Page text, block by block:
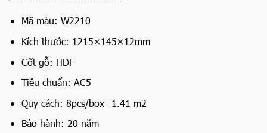
Mã màu: W2210
Kích thước: 1215×145×12mm
Cốt gỗ: HDF
Tiêu chuẩn: AC5
Quy cách: 8pcs/box=1.41 m2
Bảo hành: 20 năm